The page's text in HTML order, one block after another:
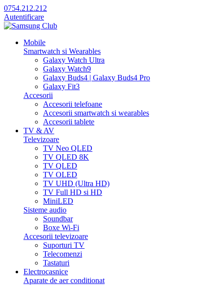
0754.212.212
Autentificare
Mobile
Smartwatch si Wearables
Galaxy Watch Ultra
Galaxy Watch9
Galaxy Buds4 | Galaxy Buds4 Pro
Galaxy Fit3
Accesorii
Accesorii telefoane
Accesorii smartwatch si wearables
Accesorii tablete
TV & AV
Televizoare
TV Neo QLED
TV QLED 8K
TV QLED
TV OLED
TV UHD (Ultra HD)
TV Full HD si HD
MiniLED
Sisteme audio
Soundbar
Boxe Wi-Fi
Accesorii televizoare
Suporturi TV
Telecomenzi
Tastaturi
Electrocasnice
Aparate de aer conditionat